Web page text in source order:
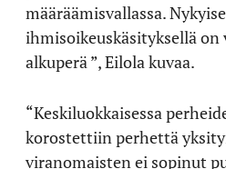
määräämisvallassa.
ihmisoikeuskäsityksellä
alkuperä ”, Eilola kuvaa.
“Keskiluokkaisessa
korostettiin perhettä
viranomaisten ei sopinut